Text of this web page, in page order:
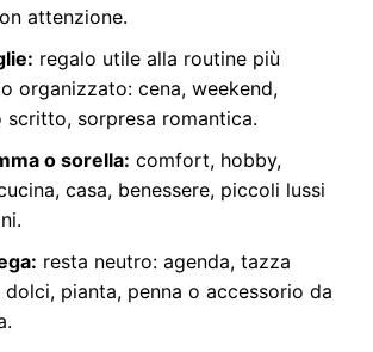
attenzione.
regalo utile alla routine più
organizzato: cena, weekend,
scritto, sorpresa romantica.
o sorella: comfort, hobby,
casa, benessere, piccoli lussi
resta neutro: agenda, tazza
dolci, pianta, penna o accessorio da